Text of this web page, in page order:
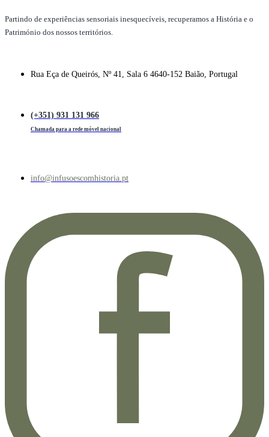
Partindo de experiências sensoriais inesquecíveis, recuperamos a História e o
Património dos nossos territórios.
Rua Eça de Queirós, Nº 41, Sala 6 4640-152 Baião, Portugal
(+351) 931 131 966
Chamada para a rede móvel nacional
info@infusoescomhistoria.pt